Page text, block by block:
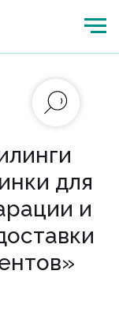
для
и